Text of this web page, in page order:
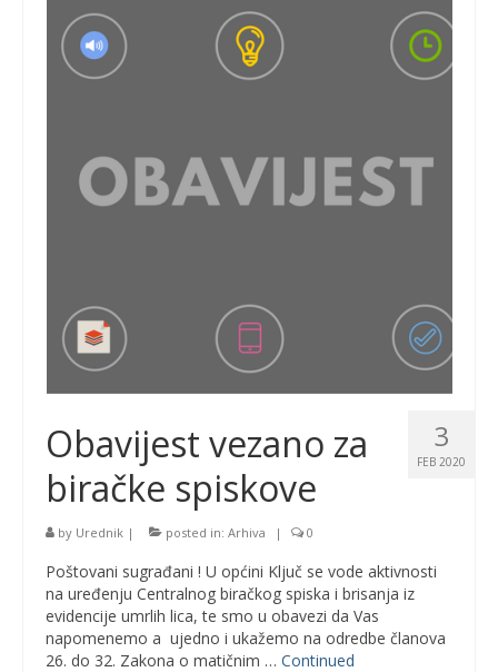
Program energetske efikasnosti u stambenom
sektoru
3
FEB 2020
Obavijest vezano za
biračke spiskove
by Urednik | posted in: Arhiva | 0
Poštovani sugrađani ! U općini Ključ se vode aktivnosti
na uređenju Centralnog biračkog spiska i brisanja iz
evidencije umrlih lica, te smo u obavezi da Vas
napomenemo a ujedno i ukažemo na odredbe članova
26. do 32. Zakona o matičnim … Continued